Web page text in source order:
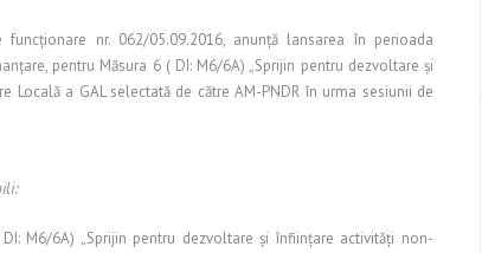
nr. 062/05.09.2016, anunţă lansarea în perioada
pentru Măsura 6 ( DI: M6/6A) „Sprijin pentru dezvoltare şi
a GAL selectată de către AM-PNDR în urma sesiunii de
M6/6A) „Sprijin pentru dezvoltare şi înfiinţare activităţi non-